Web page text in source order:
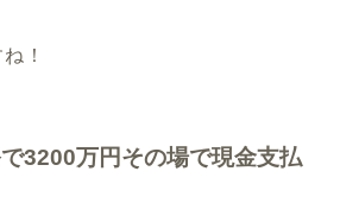
！
3200万円その場で現金支払